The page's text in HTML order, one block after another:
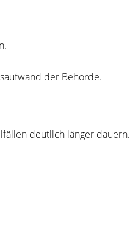
der Behörde.
deutlich länger dauern.